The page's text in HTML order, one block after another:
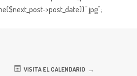
>post_date)).".jpg";
VISITA EL CALENDARIO